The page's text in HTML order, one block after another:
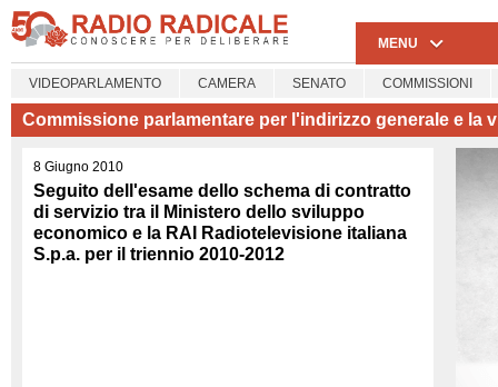
MENU
VIDEOPARLAMENTO CAMERA SENATO COMMISSIONI
Commissione parlamentare per l'indirizzo generale e la
8 Giugno 2010
Seguito dell'esame dello schema di contratto
di servizio tra il Ministero dello sviluppo
economico e la RAI Radiotelevisione italiana
S.p.a. per il triennio 2010-2012